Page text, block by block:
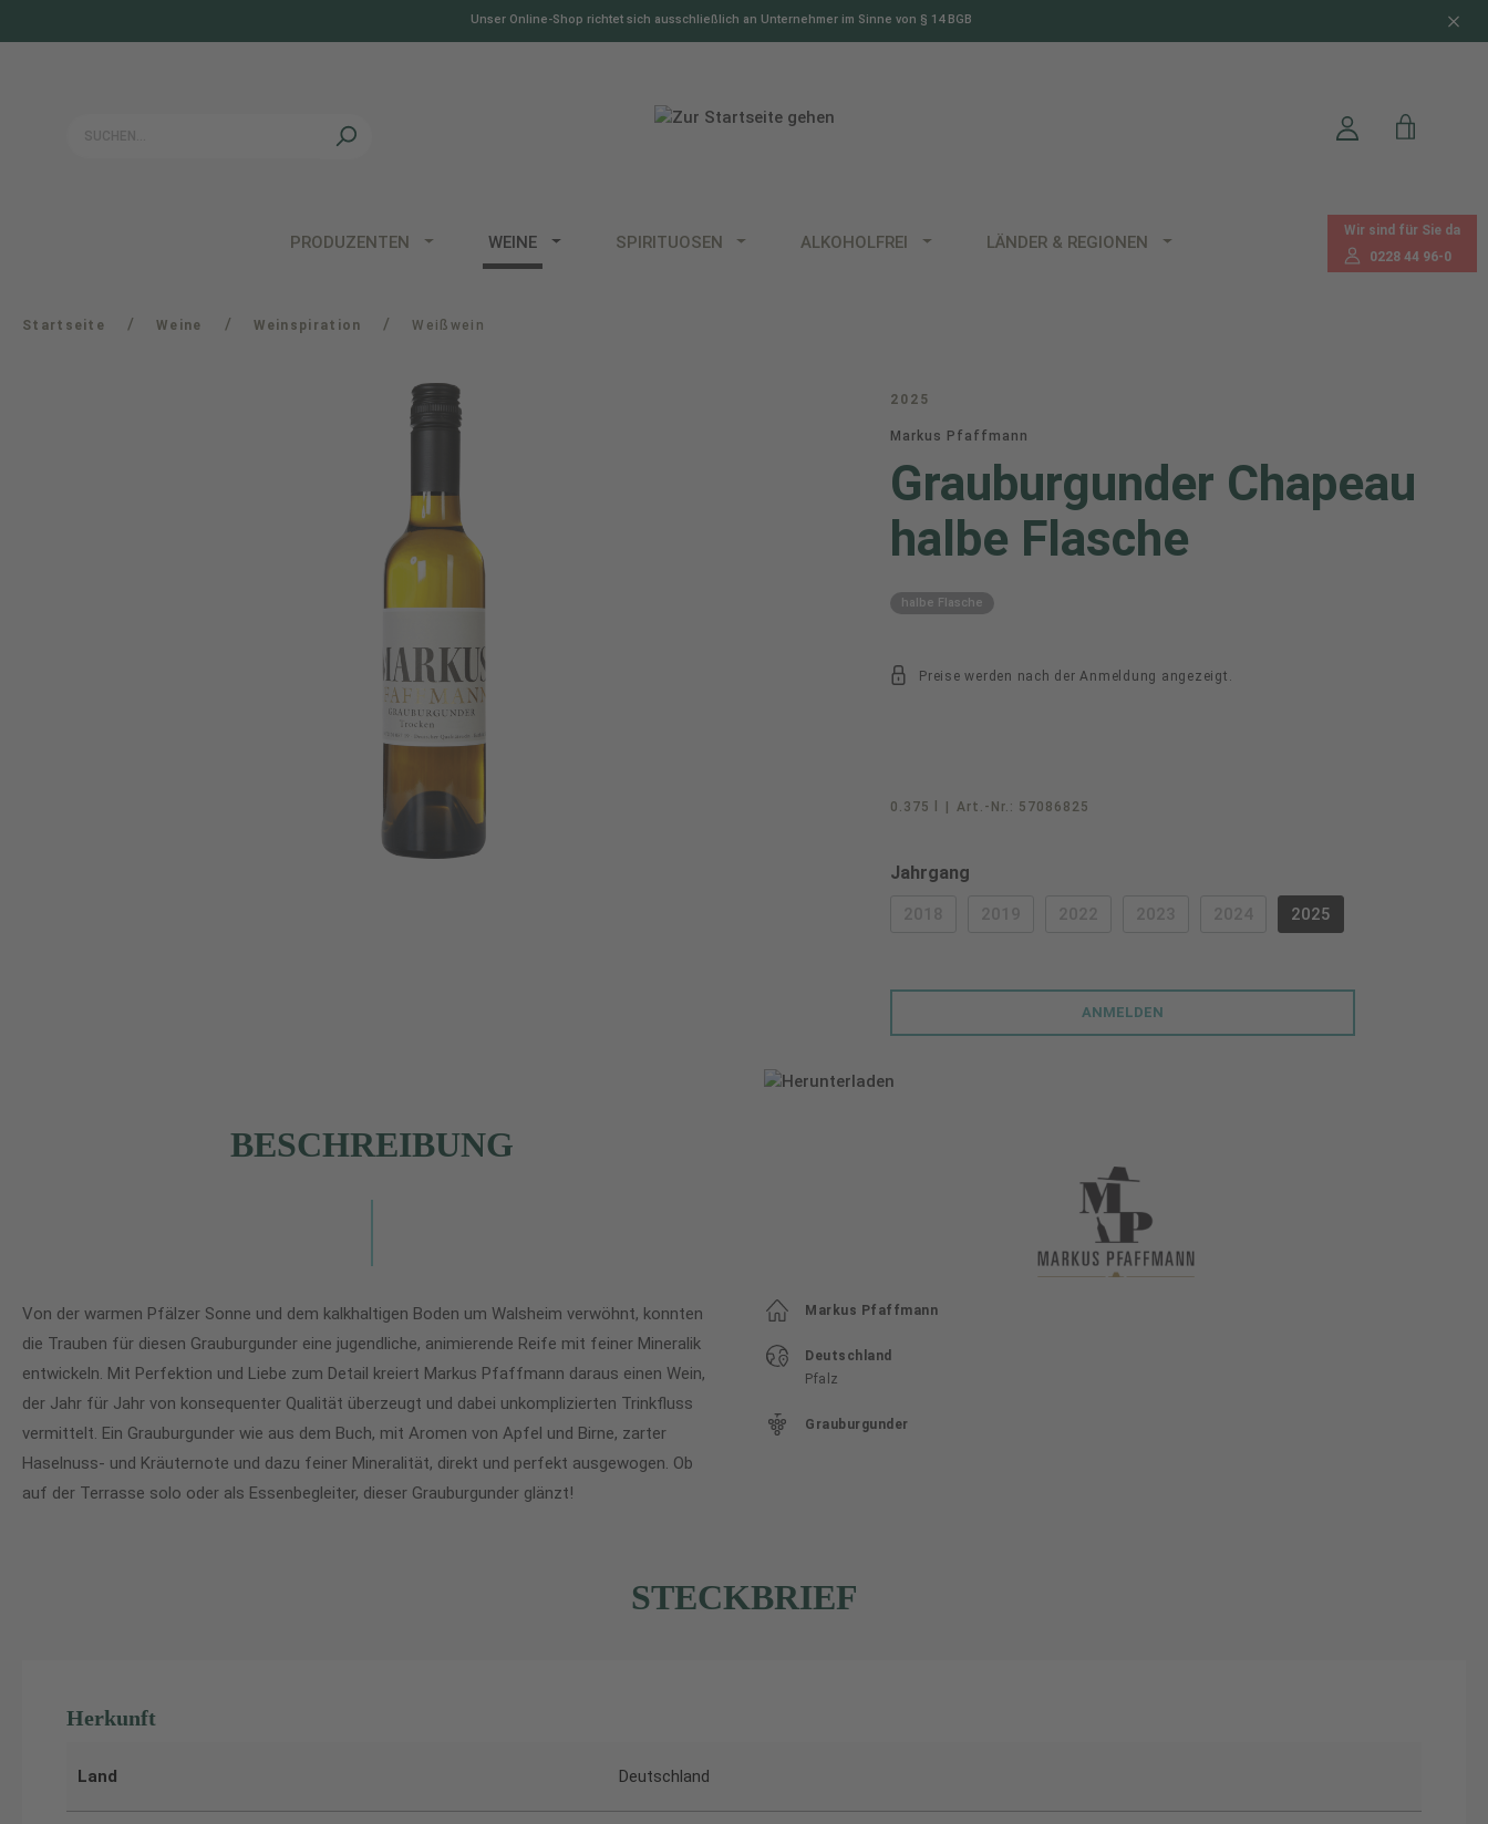
Unser Online-Shop richtet sich ausschließlich an Unternehmer im Sinne von § 14 BGB
PRODUZENTEN WEINE SPIRITUOSEN ALKOHOLFREI LÄNDER & REGIONEN
Wir sind für Sie da
0228 44 96-0
Startseite / Weine / Weinspiration / Weißwein
2025
Markus Pfaffmann
Grauburgunder Chapeau
halbe Flasche
halbe Flasche
Preise werden nach der Anmeldung angezeigt.
0.375 l Art.-Nr.: 57086825
Jahrgang
(DIESE OPTION IST ZURZEIT NICHT VERFÜGBAR.)
(DIESE OPTION IST ZURZEIT NICHT VERFÜGBAR.)
(DIESE OPTION IST ZURZEIT NICHT
(DIESE OPTION IST ZURZEIT NICHT
2025
ANMELDEN
BESCHREIBUNG
Von der warmen Pfälzer Sonne und dem kalkhaltigen Boden um Walsheim verwöhnt, konnten
die Trauben für diesen Grauburgunder eine jugendliche, animierende Reife mit feiner Mineralik
entwickeln. Mit Perfektion und Liebe zum Detail kreiert Markus Pfaffmann daraus einen Wein,
der Jahr für Jahr von konsequenter Qualität überzeugt und dabei unkomplizierten Trinkfluss
vermittelt. Ein Grauburgunder wie aus dem Buch, mit Aromen von Apfel und Birne, zarter
Haselnuss- und Kräuternote und dazu feiner Mineralität, direkt und perfekt ausgewogen. Ob
auf der Terrasse solo oder als Essenbegleiter, dieser Grauburgunder glänzt!
Markus Pfaffmann
Deutschland
Pfalz
Grauburgunder
STECKBRIEF
Herkunft
Land Deutschland